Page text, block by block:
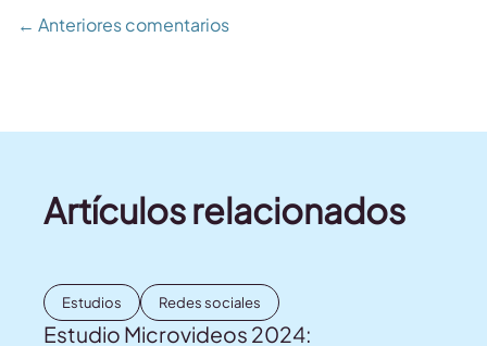
Navegación
← Anteriores comentarios
Artículos relacionados
Estudios Redes sociales
Estudio Microvideos 2024: